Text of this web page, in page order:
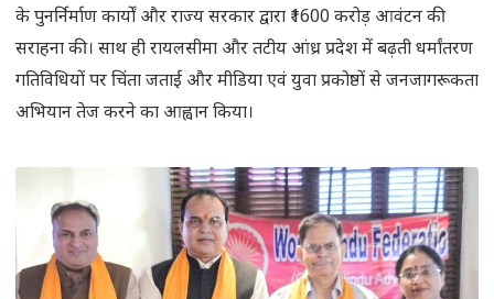
के पुनर्निर्माण कार्यों और राज्य सरकार द्वारा ₹1600 करोड़ आवंटन की
सराहना की। साथ ही रायलसीमा और तटीय आंध्र प्रदेश में बढ़ती धर्मांतरण
गतिविधियों पर चिंता जताई और मीडिया एवं युवा प्रकोष्ठों से जनजागरूकता
अभियान तेज करने का आह्वान किया।